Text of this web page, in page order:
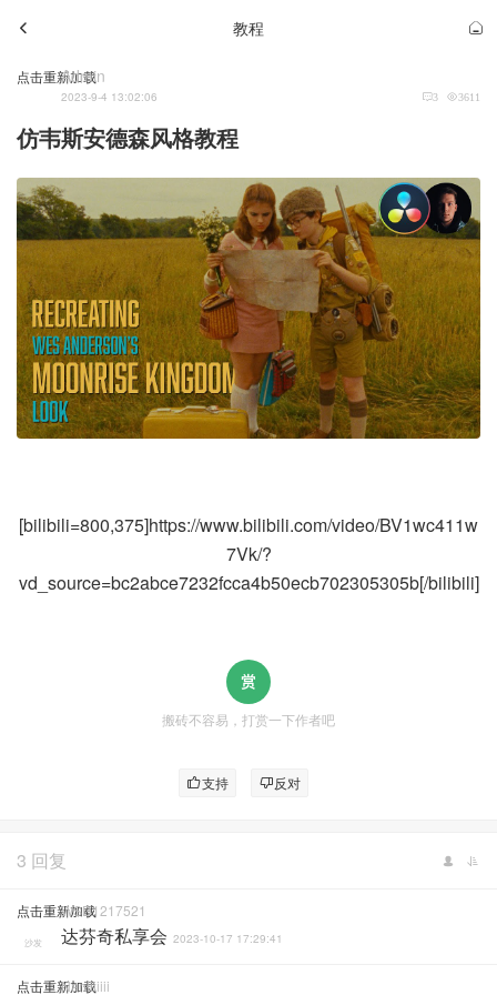
教程
点击重新加载
Admin
2023-9-4 13:02:06 3 3611
仿韦斯安德森风格教程
[bilibili=800,375]https://www.bilibili.com/video/BV1wc411w
7Vk/?
vd_source=bc2abce7232fcca4b50ecb702305305b[/bilibili]
搬砖不容易，打赏一下作者吧
支持 反对
3 回复
点击重新加载WSD1217521
沙发 达芬奇私享会 2023-10-17 17:29:41
点击重新加载
Naniiiiiii